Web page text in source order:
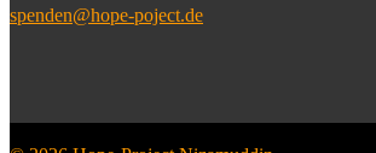
spenden@hope-poject.de